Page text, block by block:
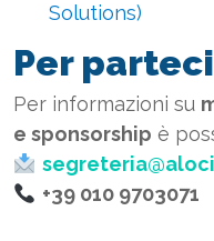
Solutions)
Per
Per informazioni su
e sponsorship è
+39 010 9703071